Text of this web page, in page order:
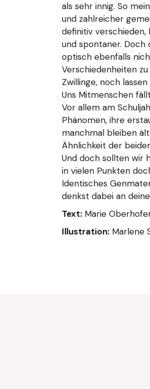
als sehr innig. So
und zahlreicher
definitiv
und spontaner. Doch
optisch ebenfalls
Verschiedenheiten
Zwillinge, noch
Uns Mitmenschen
Vor allem am
Phänomen, ihre
manchmal bleiben
Ähnlichkeit der
Und doch sollten wir
in vielen Punkten
Identisches
denkst dabei an
Text: Marie
Illustration: Marlene